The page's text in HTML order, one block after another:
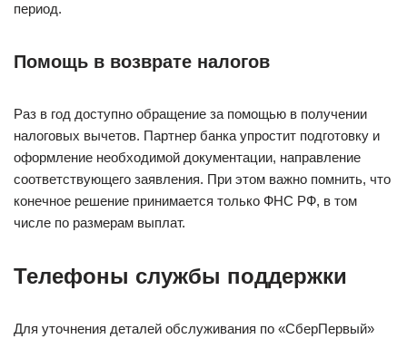
период.
Помощь в возврате налогов
Раз в год доступно обращение за помощью в получении
налоговых вычетов. Партнер банка упростит подготовку и
оформление необходимой документации, направление
соответствующего заявления. При этом важно помнить, что
конечное решение принимается только ФНС РФ, в том
числе по размерам выплат.
Телефоны службы поддержки
Для уточнения деталей обслуживания по «СберПервый»